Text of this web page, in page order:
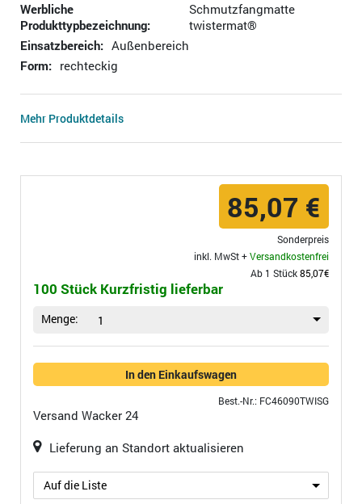
Werbliche
Produkttypbezeichnung:
Schmutzfangmatte
twistermat®
Einsatzbereich: Außenbereich
Form: rechteckig
Mehr Produktdetails
85,07 €
Sonderpreis
inkl. MwSt +Versandkostenfrei
Ab 1 Stück85,07€
100 Stück Kurzfristig lieferbar
Menge: 1
In den Einkaufswagen
Best.-Nr.: FC46090TWISG
Versand Wacker 24
Lieferung an Standort aktualisieren
Auf die Liste